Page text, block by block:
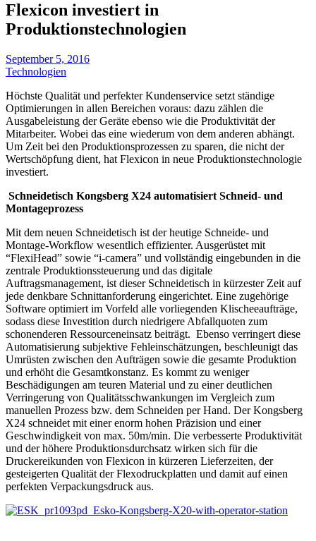
Flexicon investiert in
Produktionstechnologien
September 5, 2016
Technologien
Höchste Qualität und perfekter Kundenservice setzt ständige
Optimierungen in allen Bereichen voraus: dazu zählen die
Ausgabeleistung der Geräte ebenso wie die Produktivität der
Mitarbeiter. Wobei das eine wiederum von dem anderen abhängt.
Um Zeit bei den Produktionsprozessen zu sparen, die nicht der
Wertschöpfung dient, hat Flexicon in neue Produktionstechnologie
investiert.
Schneidetisch Kongsberg X24 automatisiert Schneid- und
Montageprozess
Mit dem neuen Schneidetisch ist der heutige Schneide- und
Montage-Workflow wesentlich effizienter. Ausgerüstet mit
“FlexiHead” sowie “i-camera” und vollständig eingebunden in die
zentrale Produktionssteuerung und das digitale
Auftragsmanagement, ist dieser Schneidetisch in kürzester Zeit auf
jede denkbare Schnittanforderung eingerichtet. Eine zugehörige
Software optimiert im Vorfeld alle vorliegenden Klischeeaufträge,
sodass diese Investition durch niedrigere Abfallquoten zum
schonenderen Ressourceneinsatz beiträgt. Ebenso verringert diese
Automatisierung subjektive Fehleinschätzungen, beschleunigt das
Umrüsten zwischen den Aufträgen sowie die gesamte Produktion
und erhöht die Gesamtkonstanz. Es kommt zu weniger
Beschädigungen am teuren Material und zu einer deutlichen
Verringerung von Qualitätsschwankungen im Vergleich zum
manuellen Prozess bzw. dem Schneiden per Hand. Der Kongsberg
X24 schneidet mit einer enorm hohen Präzision und einer
Geschwindigkeit von max. 50m/min. Die verbesserte Produktivität
und der höhere Produktionsdurchsatz wirken sich für die
Druckereikunden von Flexicon in kürzeren Lieferzeiten, der
gesteigerten Qualität der Flexodruckplatten und damit auf einen
perfekten Verpackungsdruck aus.